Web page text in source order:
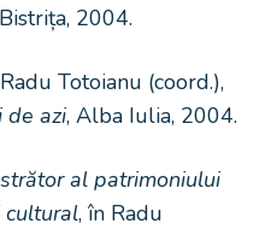
2004.
Totoianu (coord.),
de azi, Alba Iulia, 2004.
al patrimoniului
cultural, în Radu